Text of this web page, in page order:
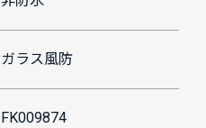
ガラス風防
FK009874